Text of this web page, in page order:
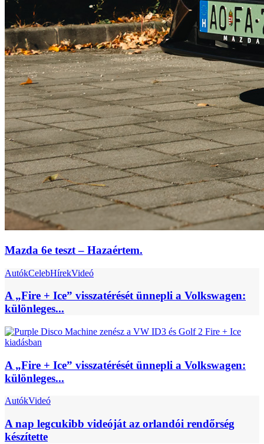
Mazda 6e teszt – Hazaértem.
AutókCelebHírekVideó
A „Fire + Ice” visszatérését ünnepli a Volkswagen:
különleges...
A „Fire + Ice” visszatérését ünnepli a Volkswagen:
különleges...
AutókVideó
A nap legcukibb videóját az orlandói rendőrség
készítette